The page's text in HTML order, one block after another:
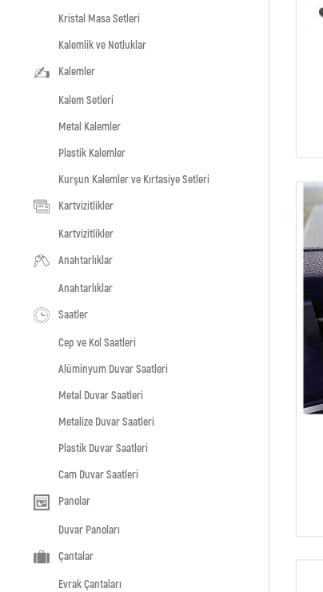
Kristal Masa Setleri
Kalemlik ve Notluklar
Kalemler
Kalem Setleri
Metal Kalemler
Plastik Kalemler
Kurşun Kalemler ve Kırtasiye Setleri
Kartvizitlikler
Kartvizitlikler
Anahtarlıklar
Anahtarlıklar
Saatler
Cep ve Kol Saatleri
Alüminyum Duvar Saatleri
Metal Duvar Saatleri
Metalize Duvar Saatleri
Plastik Duvar Saatleri
Cam Duvar Saatleri
Panolar
Duvar Panoları
Çantalar
Evrak Çantaları